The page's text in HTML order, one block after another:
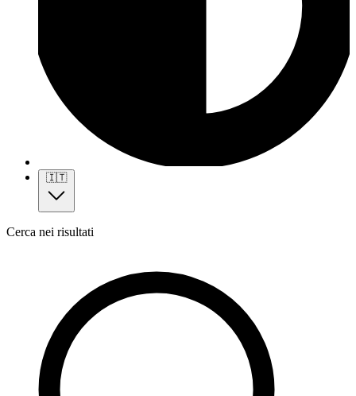
🇮🇹
Cerca nei risultati